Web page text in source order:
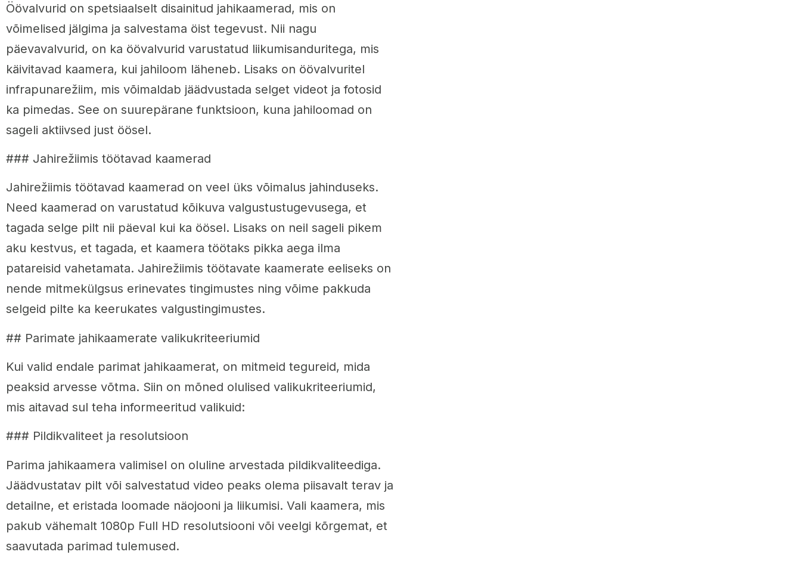
Öövalvurid on spetsiaalselt disainitud jahikaamerad, mis on
võimelised jälgima ja salvestama öist tegevust. Nii nagu
päevavalvurid, on ka öövalvurid varustatud liikumisanduritega, mis
käivitavad kaamera, kui jahiloom läheneb. Lisaks on öövalvuritel
infrapunarežiim, mis võimaldab jäädvustada selget videot ja fotosid
ka pimedas. See on suurepärane funktsioon, kuna jahiloomad on
sageli aktiivsed just öösel.
### Jahirežiimis töötavad kaamerad
Jahirežiimis töötavad kaamerad on veel üks võimalus jahinduseks.
Need kaamerad on varustatud kõikuva valgustustugevusega, et
tagada selge pilt nii päeval kui ka öösel. Lisaks on neil sageli pikem
aku kestvus, et tagada, et kaamera töötaks pikka aega ilma
patareisid vahetamata. Jahirežiimis töötavate kaamerate eeliseks on
nende mitmekülgsus erinevates tingimustes ning võime pakkuda
selgeid pilte ka keerukates valgustingimustes.
## Parimate jahikaamerate valikukriteeriumid
Kui valid endale parimat jahikaamerat, on mitmeid tegureid, mida
peaksid arvesse võtma. Siin on mõned olulised valikukriteeriumid,
mis aitavad sul teha informeeritud valikuid:
### Pildikvaliteet ja resolutsioon
Parima jahikaamera valimisel on oluline arvestada pildikvaliteediga.
Jäädvustatav pilt või salvestatud video peaks olema piisavalt terav ja
detailne, et eristada loomade näojooni ja liikumisi. Vali kaamera, mis
pakub vähemalt 1080p Full HD resolutsiooni või veelgi kõrgemat, et
saavutada parimad tulemused.